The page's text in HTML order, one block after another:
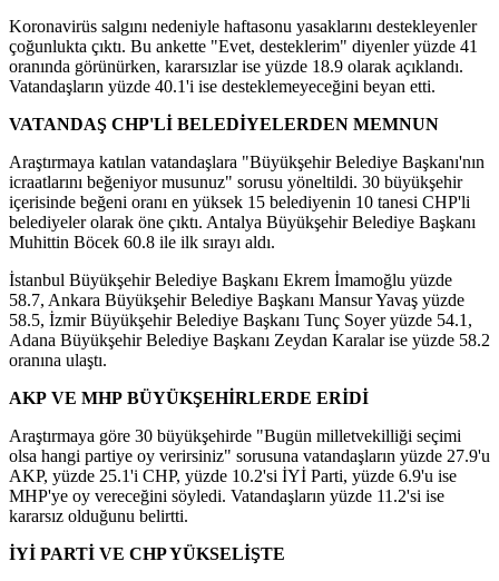
Koronavirüs salgını nedeniyle haftasonu yasaklarını destekleyenler
çoğunlukta çıktı. Bu ankette "Evet, desteklerim" diyenler yüzde 41
oranında görünürken, kararsızlar ise yüzde 18.9 olarak açıklandı.
Vatandaşların yüzde 40.1'i ise desteklemeyeceğini beyan etti.
VATANDAŞ CHP'Lİ BELEDİYELERDEN MEMNUN
Araştırmaya katılan vatandaşlara "Büyükşehir Belediye Başkanı'nın
icraatlarını beğeniyor musunuz" sorusu yöneltildi. 30 büyükşehir
içerisinde beğeni oranı en yüksek 15 belediyenin 10 tanesi CHP'li
belediyeler olarak öne çıktı. Antalya Büyükşehir Belediye Başkanı
Muhittin Böcek 60.8 ile ilk sırayı aldı.
İstanbul Büyükşehir Belediye Başkanı Ekrem İmamoğlu yüzde
58.7, Ankara Büyükşehir Belediye Başkanı Mansur Yavaş yüzde
58.5, İzmir Büyükşehir Belediye Başkanı Tunç Soyer yüzde 54.1,
Adana Büyükşehir Belediye Başkanı Zeydan Karalar ise yüzde 58.2
oranına ulaştı.
AKP VE MHP BÜYÜKŞEHİRLERDE ERİDİ
Araştırmaya göre 30 büyükşehirde "Bugün milletvekilliği seçimi
olsa hangi partiye oy verirsiniz" sorusuna vatandaşların yüzde 27.9'u
AKP, yüzde 25.1'i CHP, yüzde 10.2'si İYİ Parti, yüzde 6.9'u ise
MHP'ye oy vereceğini söyledi. Vatandaşların yüzde 11.2'si ise
kararsız olduğunu belirtti.
İYİ PARTİ VE CHP YÜKSELİŞTE